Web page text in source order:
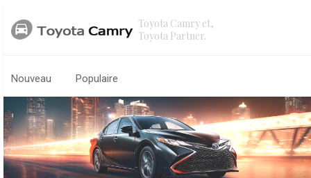
Toyota Camry et,
Toyota Partner.
Nouveau Populaire